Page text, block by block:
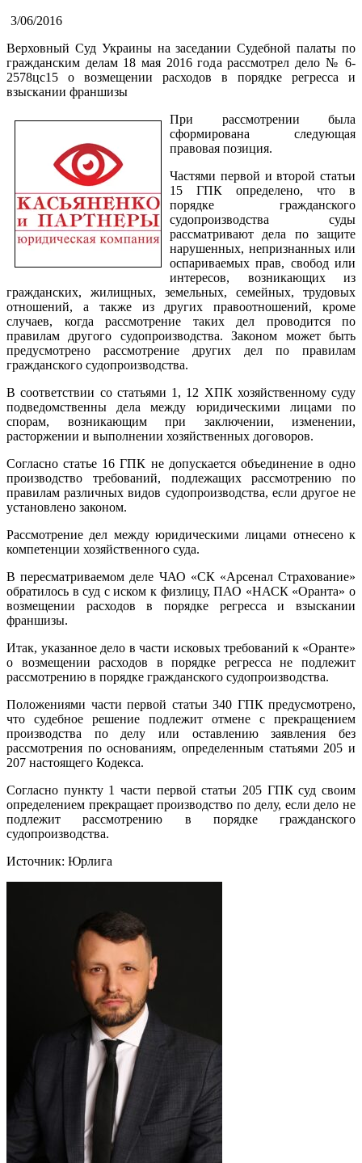
3/06/2016
Верховный Суд Украины на заседании Судебной палаты по
гражданским делам 18 мая 2016 года рассмотрел дело № 6-
2578цс15 о возмещении расходов в порядке регресса и
взыскании франшизы
При рассмотрении была
сформирована следующая
правовая позиция.
Частями первой и второй статьи
15 ГПК определено, что в
порядке гражданского
судопроизводства суды
рассматривают дела по защите
нарушенных, непризнанных или
оспариваемых прав, свобод или
интересов, возникающих из
гражданских, жилищных, земельных, семейных, трудовых
отношений, а также из других правоотношений, кроме
случаев, когда рассмотрение таких дел проводится по
правилам другого судопроизводства. Законом может быть
предусмотрено рассмотрение других дел по правилам
гражданского судопроизводства.
В соответствии со статьями 1, 12 ХПК хозяйственному суду
подведомственны дела между юридическими лицами по
спорам, возникающим при заключении, изменении,
расторжении и выполнении хозяйственных договоров.
Согласно статье 16 ГПК не допускается объединение в одно
производство требований, подлежащих рассмотрению по
правилам различных видов судопроизводства, если другое не
установлено законом.
Рассмотрение дел между юридическими лицами отнесено к
компетенции хозяйственного суда.
В пересматриваемом деле ЧАО «СК «Арсенал Страхование»
обратилось в суд с иском к физлицу, ПАО «НАСК «Оранта» о
возмещении расходов в порядке регресса и взыскании
франшизы.
Итак, указанное дело в части исковых требований к «Оранте»
о возмещении расходов в порядке регресса не подлежит
рассмотрению в порядке гражданского судопроизводства.
Положениями части первой статьи 340 ГПК предусмотрено,
что судебное решение подлежит отмене с прекращением
производства по делу или оставлению заявления без
рассмотрения по основаниям, определенным статьями 205 и
207 настоящего Кодекса.
Согласно пункту 1 части первой статьи 205 ГПК суд своим
определением прекращает производство по делу, если дело не
подлежит рассмотрению в порядке гражданского
судопроизводства.
Источник: Юрлига